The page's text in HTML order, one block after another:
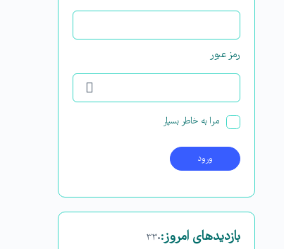
رمز عبور
مرا به خاطر بسپار
بازدیدهای امروز:۳۳۰